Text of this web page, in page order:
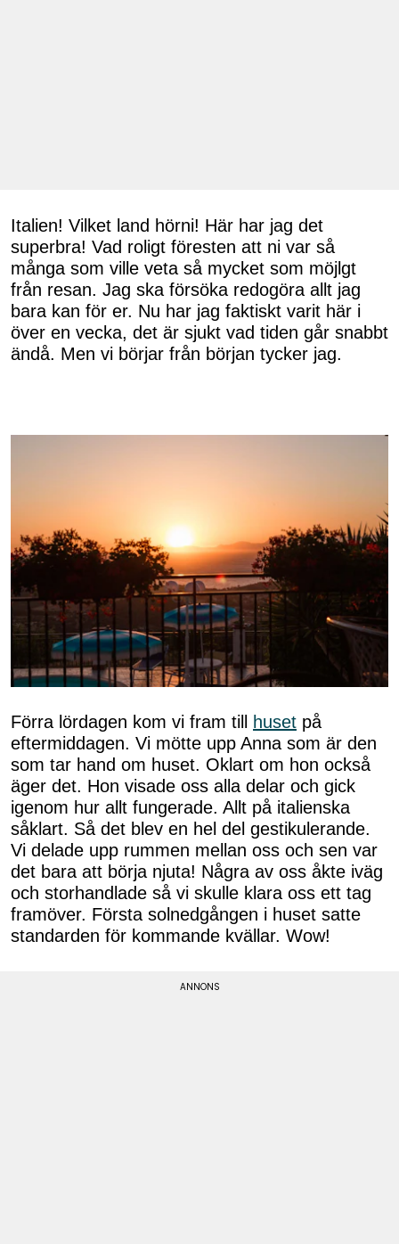
Italien! Vilket land hörni! Här har jag det
superbra! Vad roligt föresten att ni var så
många som ville veta så mycket som möjlgt
från resan. Jag ska försöka redogöra allt jag
bara kan för er. Nu har jag faktiskt varit här i
över en vecka, det är sjukt vad tiden går snabbt
ändå. Men vi börjar från början tycker jag.
Förra lördagen kom vi fram till huset på
eftermiddagen. Vi mötte upp Anna som är den
som tar hand om huset. Oklart om hon också
äger det. Hon visade oss alla delar och gick
igenom hur allt fungerade. Allt på italienska
såklart. Så det blev en hel del gestikulerande.
Vi delade upp rummen mellan oss och sen var
det bara att börja njuta! Några av oss åkte iväg
och storhandlade så vi skulle klara oss ett tag
framöver. Första solnedgången i huset satte
standarden för kommande kvällar. Wow!